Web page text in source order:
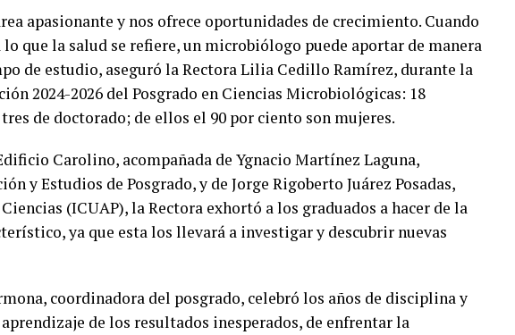
apasionante y nos ofrece oportunidades de crecimiento. Cuando
que la salud se refiere, un microbiólogo puede aportar de manera
de estudio, aseguró la Rectora Lilia Cedillo Ramírez, durante la
2024-2026 del Posgrado en Ciencias Microbiológicas: 18
de doctorado; de ellos el 90 por ciento son mujeres.
Carolino, acompañada de Ygnacio Martínez Laguna,
y Estudios de Posgrado, y de Jorge Rigoberto Juárez Posadas,
(ICUAP), la Rectora exhortó a los graduados a hacer de la
ya que esta los llevará a investigar y descubrir nuevas
coordinadora del posgrado, celebró los años de disciplina y
de los resultados inesperados, de enfrentar la